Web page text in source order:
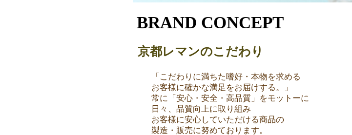
BRAND CONCEPT
京都レマンのこだわり
「こだわりに満ちた嗜好・本物を求める
お客様に確かな満足をお届けする。」
常に「安心・安全・高品質」をモットーに
日々、品質向上に取り組み
お客様に安心していただける商品の
製造・販売に努めております。